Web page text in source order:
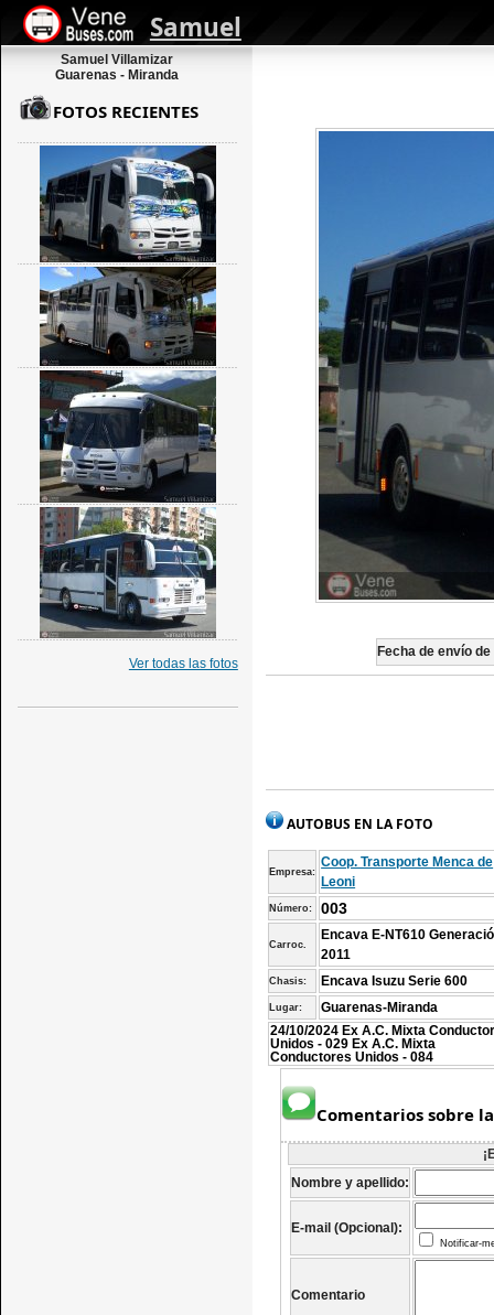
Samuel
Samuel Villamizar
Guarenas - Miranda
Fecha de envío
AUTOBUS EN LA FOTO
Empresa:
Coop. Transporte Menca de
Leoni
Número: 003
Carroc.
Encava E-NT610
2011
Chasis: Encava Isuzu Serie 600
Lugar:
Guarenas-Miranda
24/10/2024 Ex A.C. Mixta
Unidos - 029 Ex A.C. Mixta
Conductores Unidos - 084
Comentarios sobre
Nombre y apellido:
E-mail (Opcional):
Notificar-
Comentario
FOTOS RECIENTES
Ver todas las fotos